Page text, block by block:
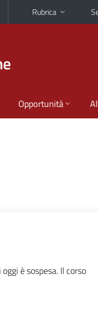
Rubrica
Opportunità
è sospesa. Il corso